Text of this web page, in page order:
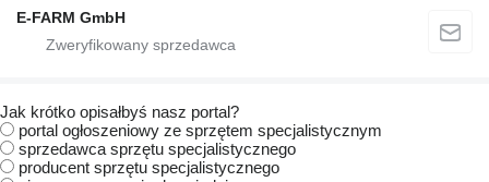
E-FARM GmbH
Jak krótko opisałbyś nasz portal?
portal ogłoszeniowy ze sprzętem specjalistycznym
sprzedawca sprzętu specjalistycznego
producent sprzętu specjalistycznego